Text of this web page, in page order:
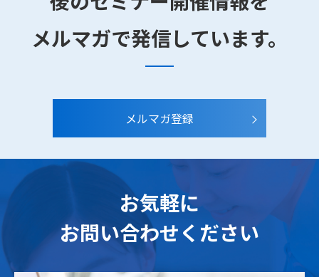
メルマガで発信しています。
メルマガ登録
お気軽に
お問い合わせください